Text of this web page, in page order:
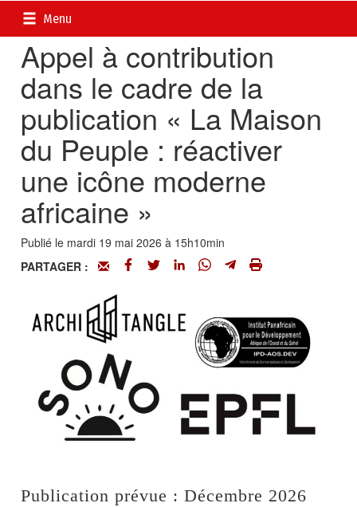
Menu
Accueil>Petites annonces
Appel à contribution
dans le cadre de la
publication « La Maison
du Peuple : réactiver
une icône moderne
africaine »
Publié le mardi 19 mai 2026 à 15h10min
PARTAGER :
Publication prévue : Décembre 2026